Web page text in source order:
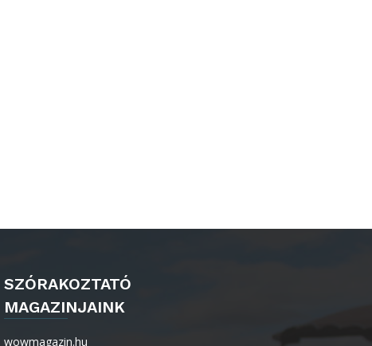
SZÓRAKOZTATÓ
MAGAZINJAINK
wowmagazin.hu